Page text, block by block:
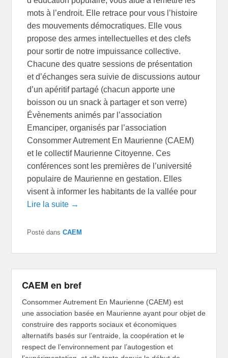
mots à l’endroit. Elle retrace pour vous l’histoire
des mouvements démocratiques. Elle vous
propose des armes intellectuelles et des clefs
pour sortir de notre impuissance collective.
Chacune des quatre sessions de présentation
et d’échanges sera suivie de discussions autour
d’un apéritif partagé (chacun apporte une
boisson ou un snack à partager et son verre)
Évènements animés par l’association
Emanciper, organisés par l’association
Consommer Autrement En Maurienne (CAEM)
et le collectif Maurienne Citoyenne. Ces
conférences sont les premières de l’université
populaire de Maurienne en gestation. Elles
visent à informer les habitants de la vallée pour
Lire la suite →
Posté dans CAEM
CAEM en bref
Consommer Autrement En Maurienne (CAEM) est
une association basée en Maurienne ayant pour objet de
construire des rapports sociaux et économiques
alternatifs basés sur l’entraide, la coopération et le
respect de l’environnement par l’autogestion et